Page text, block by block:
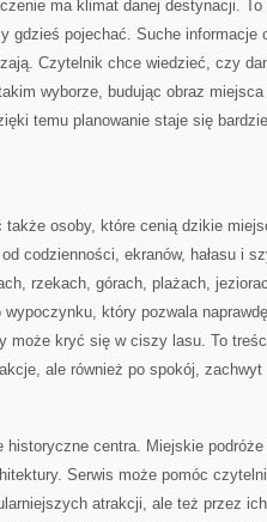
ma klimat danej destynacji. To
gdzieś pojechać. Suche informacje
Czytelnik chce wiedzieć, czy
wyborze, budując obraz
temu planowanie staje się
także osoby, które cenią dzikie
codzienności, ekranów, hałasu i
rzekach, górach, plażach,
wypoczynku, który pozwala
może kryć się w ciszy lasu. To
ale również po spokój,
historyczne centra. Miejskie
Serwis może pomóc
atrakcji, ale też przez